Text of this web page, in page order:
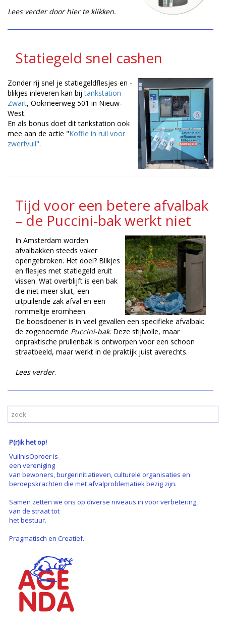
Lees verder door hier te klikken.
Statiegeld snel cashen
Zonder rij snel je statiegeldflesjes en -
blikjes inleveren kan bijtankstation
Zwart, Ookmeerweg 501 in Nieuw-
West.
En als bonus doet dit tankstation ook
mee aan de actie "Koffie in ruil voor
zwerfvuil".
Tijd voor een betere afvalbak
– de Puccini-bak werkt niet
In Amsterdam worden
afvalbakken steeds vaker
opengebroken. Het doel? Blikjes
en flesjes met statiegeld eruit
vissen. Wat overblijft is een bak
die niet meer sluit, een
uitpuilende zak afval en een
rommeltje eromheen.
De boosdoener is in veel gevallen een specifieke afvalbak:
de zogenoemde Puccini-bak. Deze stijlvolle, maar
onpraktische prullenbak is ontworpen voor een schoon
straatbeeld, maar werkt in de praktijk juist averechts.
Lees verder.
P(r)ik het op!
VuilnisOproer is
een vereniging
van bewoners, burgerinitiatieven, culturele organisaties en
beroepskrachten die met afvalproblematiek bezig zijn.
Samen zetten we ons op diverse niveaus in voor verbetering,
van de straat tot
het bestuur.
Pragmatisch en Creatief.